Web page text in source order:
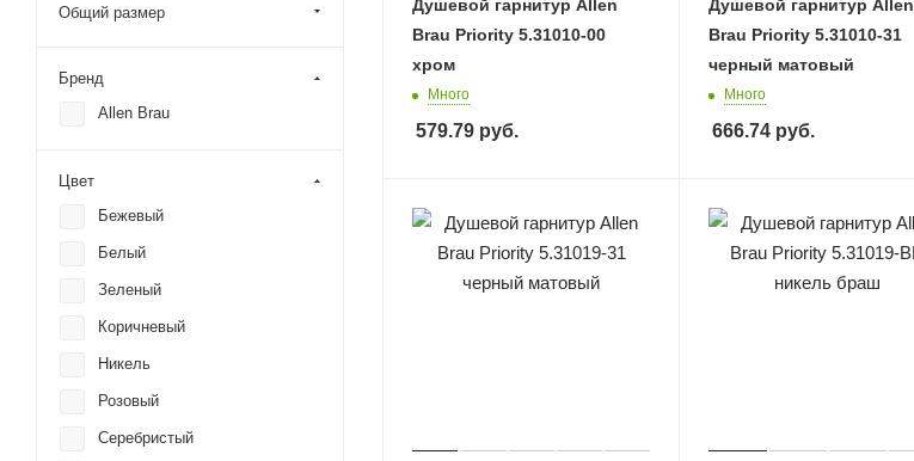
Душевой гарнитур Allen
Brau Priority 5.31010-00
хром
Много
579.79 руб.
Душевой гарнитур Allen
Brau Priority 5.31010-31
черный матовый
Много
666.74 руб.
Общий размер
Бренд
Allen Brau
Цвет
Бежевый
Белый
Зеленый
Коричневый
Никель
Розовый
Серебристый